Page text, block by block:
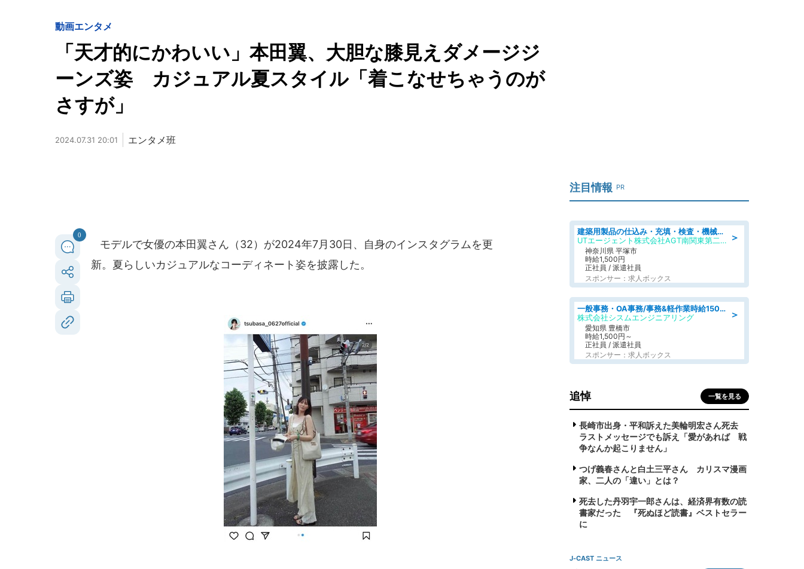
動画エンタメ
「天才的にかわいい」本田翼、大胆な膝見えダメージジ
ーンズ姿 カジュアル夏スタイル「着こなせちゃうのが
さすが」
2024.07.31 20:01 エンタメ班
0
モデルで女優の本田翼さん（32）が2024年7月30日、自身のインスタグラムを更
新。夏らしいカジュアルなコーディネート姿を披露した。
注目情報 PR
＞
建築用製品の仕込み・充填・検査・機械操作/寮完備/日払い/工場・製造
UTエージェント株式会社AGT南関東第二CU
神奈川県 平塚市
時給1,500円
正社員 / 派遣社員
スポンサー：求人ボックス
＞
一般事務・OA事務/事務&軽作業時給1500円土日祝休み各種社保完備
株式会社シスムエンジニアリング
愛知県 豊橋市
時給1,500円～
正社員 / 派遣社員
スポンサー：求人ボックス
追悼 一覧を見る
長崎市出身・平和訴えた美輪明宏さん死去
ラストメッセージでも訴え「愛があれば 戦
争なんか起こりません」
つげ義春さんと白土三平さん カリスマ漫画
家、二人の「違い」とは？
死去した丹羽宇一郎さんは、経済界有数の読
書家だった 『死ぬほど読書』ベストセラー
に
J-CAST ニュース